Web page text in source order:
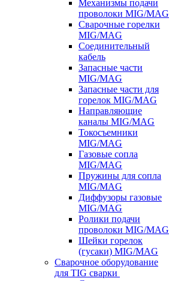
Механизмы подачи
проволоки MIG/MAG
Сварочные горелки
MIG/MAG
Соединительный
кабель
Запасные части
MIG/MAG
Запасные части для
горелок MIG/MAG
Направляющие
каналы MIG/MAG
Токосъемники
MIG/MAG
Газовые сопла
MIG/MAG
Пружины для сопла
MIG/MAG
Диффузоры газовые
MIG/MAG
Ролики подачи
проволоки MIG/MAG
Шейки горелок
(гусаки) MIG/MAG
Сварочное оборудование
для TIG сварки